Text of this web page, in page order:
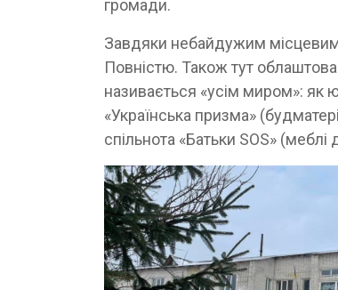
громади.
Завдяки небайдужим
Повністю. Також тут
називається «усім миром»: як
«Українська призма»
спільнота «Батьки SOS»